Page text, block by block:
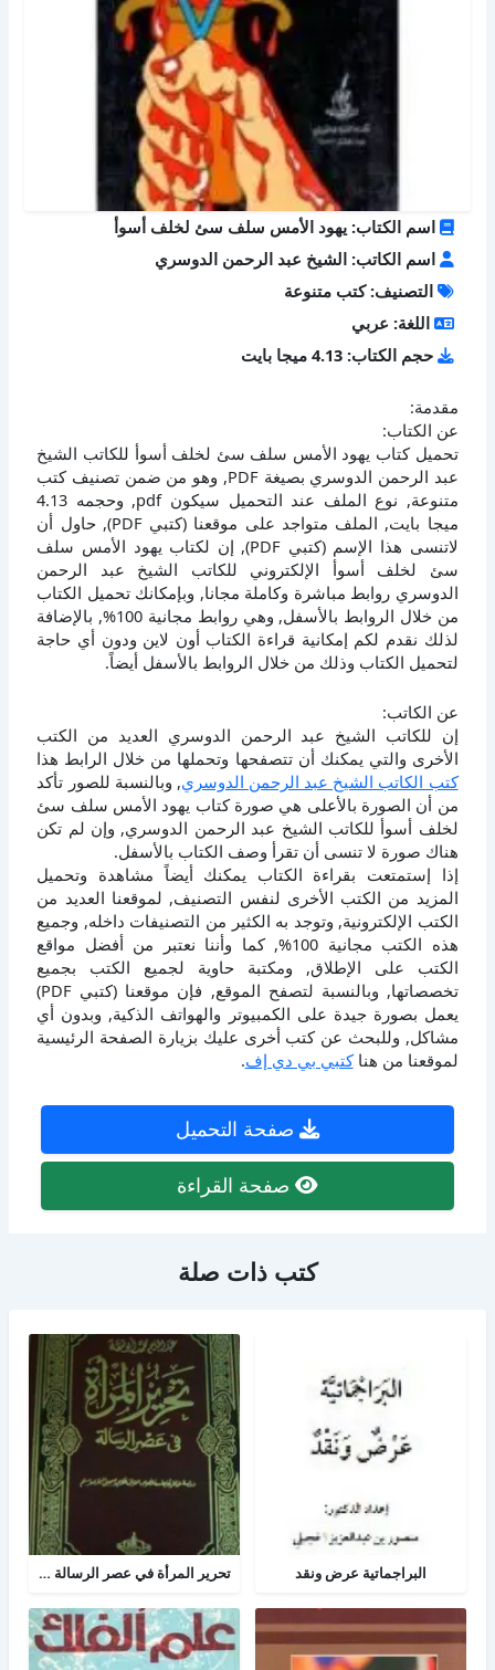
اسم الكتاب: يهود الأمس سلف سئ لخلف أسوأ
اسم الكاتب: الشيخ عبد الرحمن الدوسري
التصنيف: كتب متنوعة
اللغة: عربي
حجم الكتاب: 4.13 ميجا بايت
مقدمة:
عن الكتاب:
تحميل كتاب يهود الأمس سلف سئ لخلف أسوأ للكاتب الشيخ
عبد الرحمن الدوسري بصيغة PDF, وهو من ضمن تصنيف كتب
متنوعة, نوع الملف عند التحميل سيكون pdf, وحجمه 4.13
ميجا بايت, الملف متواجد على موقعنا (كتبي PDF), حاول أن
لاتنسى هذا الإسم (كتبي PDF), إن لكتاب يهود الأمس سلف
سئ لخلف أسوأ الإلكتروني للكاتب الشيخ عبد الرحمن
الدوسري روابط مباشرة وكاملة مجانا, وبإمكانك تحميل الكتاب
من خلال الروابط بالأسفل, وهي روابط مجانية 100%, بالإضافة
لذلك نقدم لكم إمكانية قراءة الكتاب أون لاين ودون أي حاجة
لتحميل الكتاب وذلك من خلال الروابط بالأسفل أيضاً.
عن الكاتب:
إن للكاتب الشيخ عبد الرحمن الدوسري العديد من الكتب
الأخرى والتي يمكنك أن تتصفحها وتحملها من خلال الرابط هذا
كتب الكاتب الشيخ عبد الرحمن الدوسري, وبالنسبة للصور تأكد
من أن الصورة بالأعلى هي صورة كتاب يهود الأمس سلف سئ
لخلف أسوأ للكاتب الشيخ عبد الرحمن الدوسري, وإن لم تكن
هناك صورة لا تنسى أن تقرأ وصف الكتاب بالأسفل.
إذا إستمتعت بقراءة الكتاب يمكنك أيضاً مشاهدة وتحميل
المزيد من الكتب الأخرى لنفس التصنيف, لموقعنا العديد من
الكتب الإلكترونية, وتوجد به الكثير من التصنيفات داخله, وجميع
هذه الكتب مجانية 100%, كما وأننا نعتبر من أفضل مواقع
الكتب على الإطلاق, ومكتبة حاوية لجميع الكتب بجميع
تخصصاتها, وبالنسبة لتصفح الموقع, فإن موقعنا (كتبي PDF)
يعمل بصورة جيدة على الكمبيوتر والهواتف الذكية, وبدون أي
مشاكل, وللبحث عن كتب أخرى عليك بزيارة الصفحة الرئيسية
لموقعنا من هناكتبي بي دي إف.
صفحة التحميل
صفحة القراءة
كتب ذات صلة
البراجماتية عرض ونقد تحرير المرأة في عصر الرسالة جــ 2